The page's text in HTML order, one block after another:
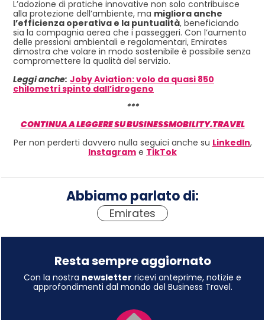
L’adozione di pratiche innovative non solo contribuisce
alla protezione dell’ambiente, ma migliora anche
l’efficienza operativa e la puntualità, beneficiando
sia la compagnia aerea che i passeggeri. Con l’aumento
delle pressioni ambientali e regolamentari, Emirates
dimostra che volare in modo sostenibile è possibile senza
compromettere la qualità del servizio.
Leggi anche: Joby Aviation: volo da quasi 850
chilometri spinto dall’idrogeno
***
CONTINUA A LEGGERE SU BUSINESSMOBILITY.TRAVEL
Per non perderti davvero nulla seguici anche su LinkedIn,
Instagram e TikTok
Abbiamo parlato di:
Emirates
Resta sempre aggiornato
Con la nostra newsletter ricevi anteprime, notizie e
approfondimenti dal mondo del Business Travel.